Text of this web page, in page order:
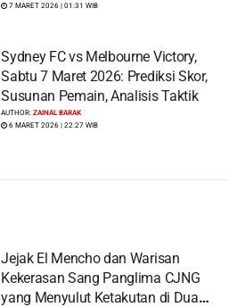
7 MARET 2026 | 01:31 WIB
Sydney FC vs Melbourne Victory,
Sabtu 7 Maret 2026: Prediksi Skor,
Susunan Pemain, Analisis Taktik
AUTHOR:ZAINAL BARAK
6 MARET 2026 | 22:27 WIB
Jejak El Mencho dan Warisan
Kekerasan Sang Panglima CJNG
yang Menyulut Ketakutan di Dua